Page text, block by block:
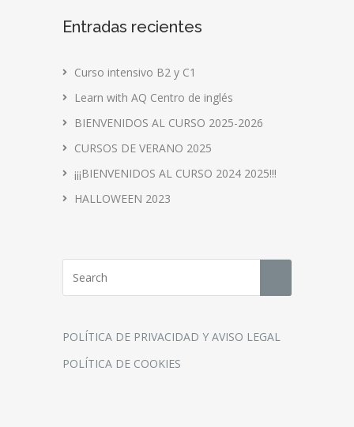
Entradas recientes
Curso intensivo B2 y C1
Learn with AQ Centro de inglés
BIENVENIDOS AL CURSO 2025-2026
CURSOS DE VERANO 2025
¡¡¡BIENVENIDOS AL CURSO 2024 2025!!!
HALLOWEEN 2023
POLÍTICA DE PRIVACIDAD Y AVISO LEGAL
POLÍTICA DE COOKIES